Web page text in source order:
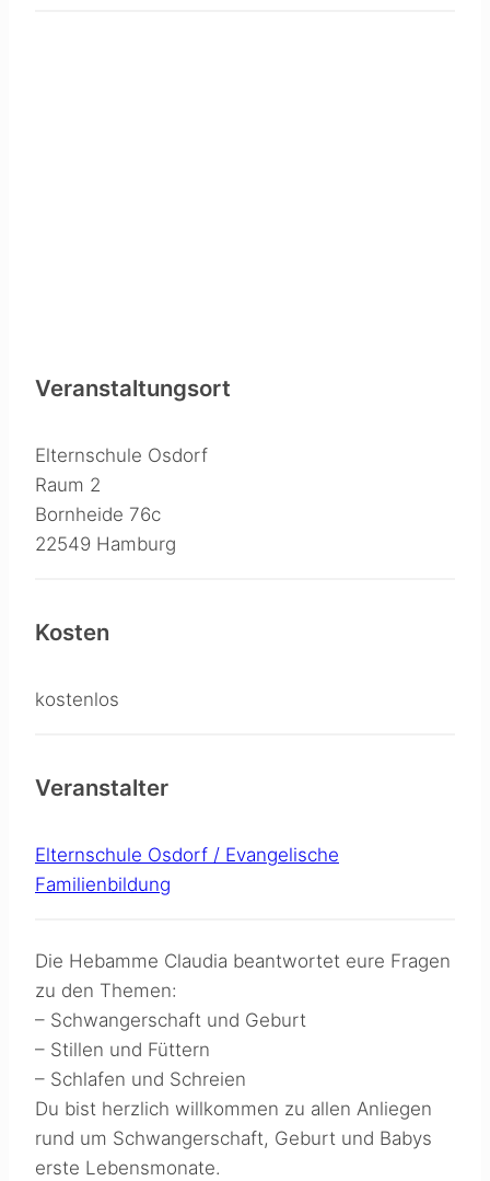
Veranstaltungsort
Elternschule Osdorf
Raum 2
Bornheide 76c
22549 Hamburg
Kosten
kostenlos
Veranstalter
Elternschule Osdorf / Evangelische
Familienbildung
Die Hebamme Claudia beantwortet eure Fragen
zu den Themen:
– Schwangerschaft und Geburt
– Stillen und Füttern
– Schlafen und Schreien
Du bist herzlich willkommen zu allen Anliegen
rund um Schwangerschaft, Geburt und Babys
erste Lebensmonate.